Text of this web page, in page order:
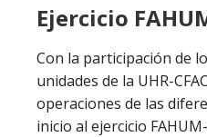
Ejercicio
Con la participación de
unidades de la UHR-
operaciones de las
inicio al ejercicio